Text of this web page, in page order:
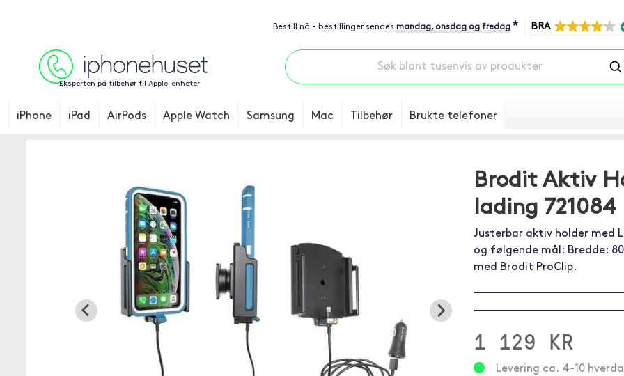
Bestill nå - bestillinger sendes mandag, onsdag og fredag * BRA
Eksperten på tilbehør til Apple-enheter
iPhone iPad AirPods Apple Watch Samsung Mac Tilbehør Brukte telefoner
Brodit Aktiv
lading
Justerbar aktiv holder med
og følgende mål: Bredde:
med Brodit ProClip.
1 129 KR
Levering ca. 4-10